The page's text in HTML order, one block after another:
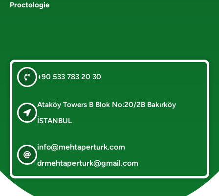
Proctologie
+90 533 783 20 30
Ataköy Towers B Blok No:20/2B Bakırköy
İSTANBUL
info@mehtaperturk.com
drmehtaperturk@gmail.com